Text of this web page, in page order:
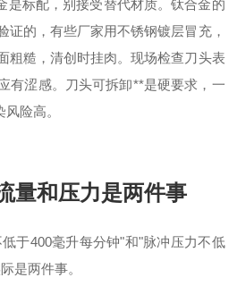
是标配，别接受替代材质。钛合金的
证的，有些厂家用不锈钢镀层冒充，
粗糙，清创时挂肉。现场检查刀头表
有涩感。刀头可拆卸**是硬要求，一
险高。
量和压力是两件事
于400毫升每分钟"和"脉冲压力不低
是两件事。